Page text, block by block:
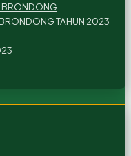
BRONDONG
TAHUN 2023